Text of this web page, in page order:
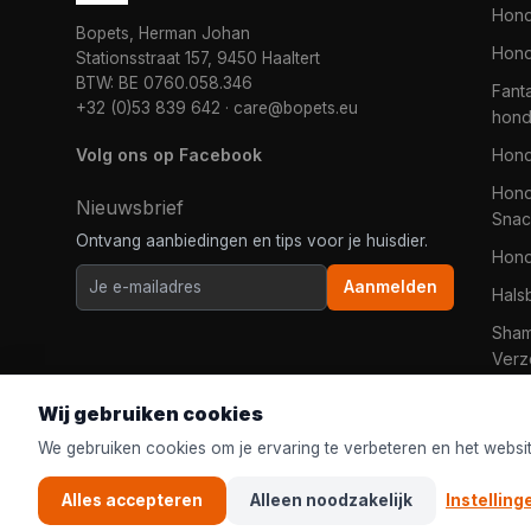
Bopets, Herman Johan
Stationsstraat 157, 9450 Haaltert
BTW: BE 0760.058.346
+32 (0)53 839 642 · care@bopets.eu
Volg ons op Facebook
Nieuwsbrief
Ontvang aanbiedingen en tips voor je huisdier.
Aanmelden
© 2026Bopets| De online dierenwinkel voor iedereen in
Wij gebruiken cookies
We gebruiken cookies om je ervaring te verbeteren en het
Alles accepteren Alleen noodzakelijk